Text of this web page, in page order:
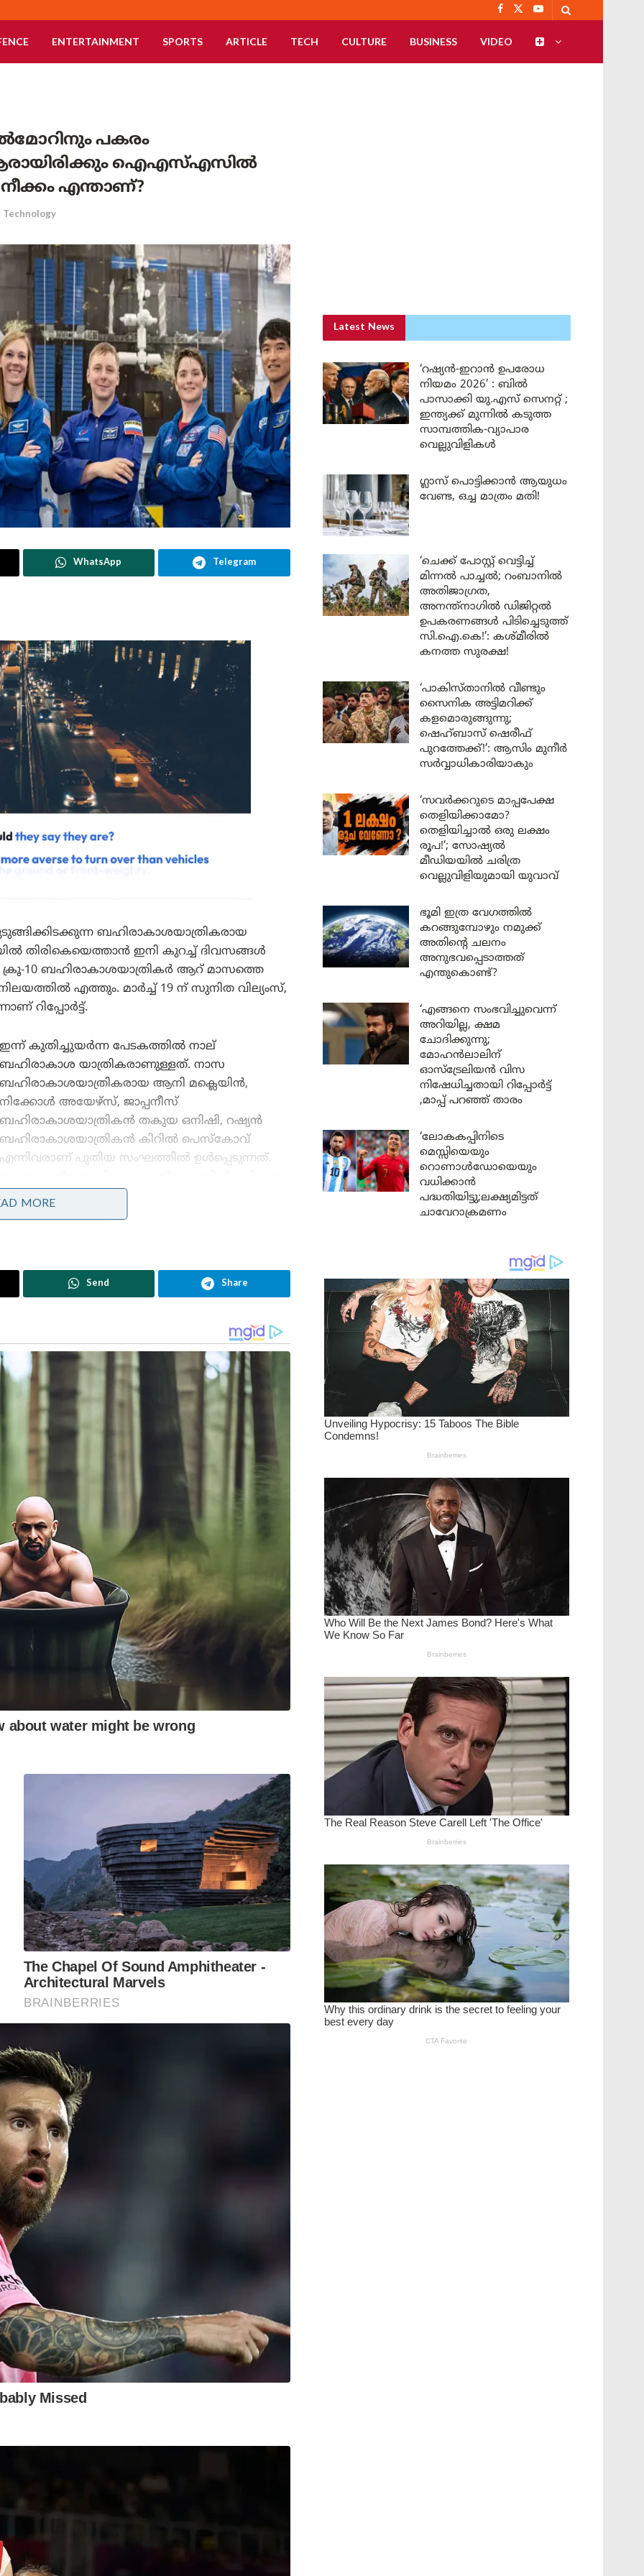
ENTERTAINMENT SPORTS ARTICLE TECH CULTURE BUSINESS VIDEO
പകരം
ഐഎസ്എസിൽ
എന്താണ്?
Technology
WhatsApp Telegram
ബഹിരാകാശയാത്രികരായ
തിരികെയെത്താൻ ഇനി കുറച്ച് ദിവസങ്ങൾ
ന് ക്രൂ-10 ബഹിരാകാശയാത്രികർ ആറ് മാസത്തെ
എത്തും. മാർച്ച് 19 ന് സുനിത വില്യംസ്,
റിപ്പോർട്ട്.
ഇന്ന് കുതിച്ചുയർന്ന പേടകത്തിൽ നാല്
ബഹിരാകാശ യാത്രികരാണുള്ളത്. നാസ
ബഹിരാകാശയാത്രികരായ ആനി മക്ലെയിൻ,
നിക്കോൾ അയേഴ്‌സ്, ജാപ്പനീസ്
ബഹിരാകാശയാത്രികൻ തകുയ ഒനിഷി, റഷ്യൻ
ബഹിരാകാശയാത്രികൻ കിറിൽ പെസ്‌കോവ്
എന്നിവരാണ് പുതിയ സംഘത്തിൽ ഉൾപ്പെടുന്നത്.
ക്രൂ 9 സംഘത്തിലെ സുനിത വില്യംസിനെയും ബുച്ച്
10 ൻറെ പ്രധാന ലക്ഷ്യം. ഈ ദൗത്യം
ഇരുവരുടെയും വരവ്
എക്‌സിന്റെ ഫാൽക്കൺ 9 റോക്കറ്റ്
നാസയുടെ ഫ്‌ലോറിഡയിലെ കെന്നഡി സ്‌പേസ്
പറന്നുയർന്ന് ഏകദേശം 10
ISS ലേക്കുള്ള യാത്ര ആരംഭിച്ചു.
ക്രൂ 10 ന്റെ ദൗത്യം
കാപ്‌സ്യൂളിൽ ജൂണിൽ ഐഎസ്എസിലേക്ക് പറന്ന
മാസമായി ബഹിരാകാശത്ത്
ആനി മക്ക്ലെയിൻ,
വിൽമോറിനും വില്യംസിനും
ഐഎസ്എസിൽ തന്നെ തുടരും.
നിന്നും ഇരുവരും സ്ഥാനം ഏറ്റെടുക്കും.
മാർച്ച് 19 ന് മുമ്പ് ഐഎസ്എസിൽ
ഉപയോഗിച്ച് പുറപ്പെടും . ക്രൂ-10 ചാന്ദ്ര
ബഹിരാകാശത്തിന്റെ സ്വാധീനം
നടത്തും. ശരത്കാലം വരെ അവർ ISS ൽ
MORE
Send Share
Latest News
‘റഷ്യൻ-ഇറാൻ ഉപരോധ
നിയമം 2026’ : ബിൽ
പാസാക്കി യു.എസ് സെനറ്റ് ;
ഇന്ത്യക്ക് മുന്നിൽ കടുത്ത
സാമ്പത്തിക-വ്യാപാര
വെല്ലുവിളികൾ
ഗ്ലാസ് പൊട്ടിക്കാൻ ആയുധം
വേണ്ട, ഒച്ച മാത്രം മതി!
‘ചെക്ക് പോസ്റ്റ് വെട്ടിച്ച്
മിന്നൽ പാച്ചൽ; റംബാനിൽ
അതിജാഗ്രത,
അനന്ത്നാഗിൽ ഡിജിറ്റൽ
ഉപകരണങ്ങൾ പിടിച്ചെടുത്ത്
സി.ഐ.കെ!’: കശ്മീരിൽ
കനത്ത സുരക്ഷ!
‘പാകിസ്താനിൽ വീണ്ടും
സൈനിക അട്ടിമറിക്ക്
കളമൊരുങ്ങുന്നു;
ഷെഹ്ബാസ് ഷെരീഫ്
പുറത്തേക്ക്!’: ആസിം മുനീർ
സർവ്വാധികാരിയാകും
‘സവർക്കറുടെ മാപ്പപേക്ഷ
തെളിയിക്കാമോ?
തെളിയിച്ചാൽ ഒരു ലക്ഷം
രൂപ!’; സോഷ്യൽ
മീഡിയയിൽ ചരിത്ര
വെല്ലുവിളിയുമായി യുവാവ്
ഭൂമി ഇത്ര വേഗത്തിൽ
കറങ്ങുമ്പോഴും നമുക്ക്
അതിന്റെ ചലനം
അനുഭവപ്പെടാത്തത്
എന്തുകൊണ്ട്?
‘എങ്ങനെ സംഭവിച്ചുവെന്ന്
അറിയില്ല, ക്ഷമ
ചോദിക്കുന്നു;
മോഹൻലാലിന്
ഓസ്ട്രേലിയൻ വിസ
നിഷേധിച്ചതായി റിപ്പോർട്ട്
,മാപ്പ് പറഞ്ഞ് താരം
‘ലോകകപ്പിനിടെ
മെസ്സിയെയും
റൊണാൾഡോയെയും
വധിക്കാൻ
പദ്ധതിയിട്ടു;ലക്ഷ്യമിട്ടത്
ചാവേറാക്രമണം